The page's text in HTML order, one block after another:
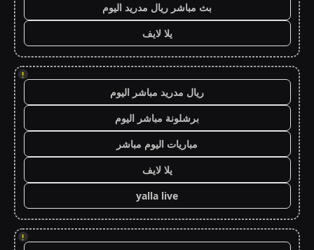
بث مباشر ريال مدريد اليوم
يلا لايف
!
ريال مدريد مباشر اليوم
برشلونة مباشر اليوم
مباريات اليوم مباشر
يلا لايف
yalla live
!